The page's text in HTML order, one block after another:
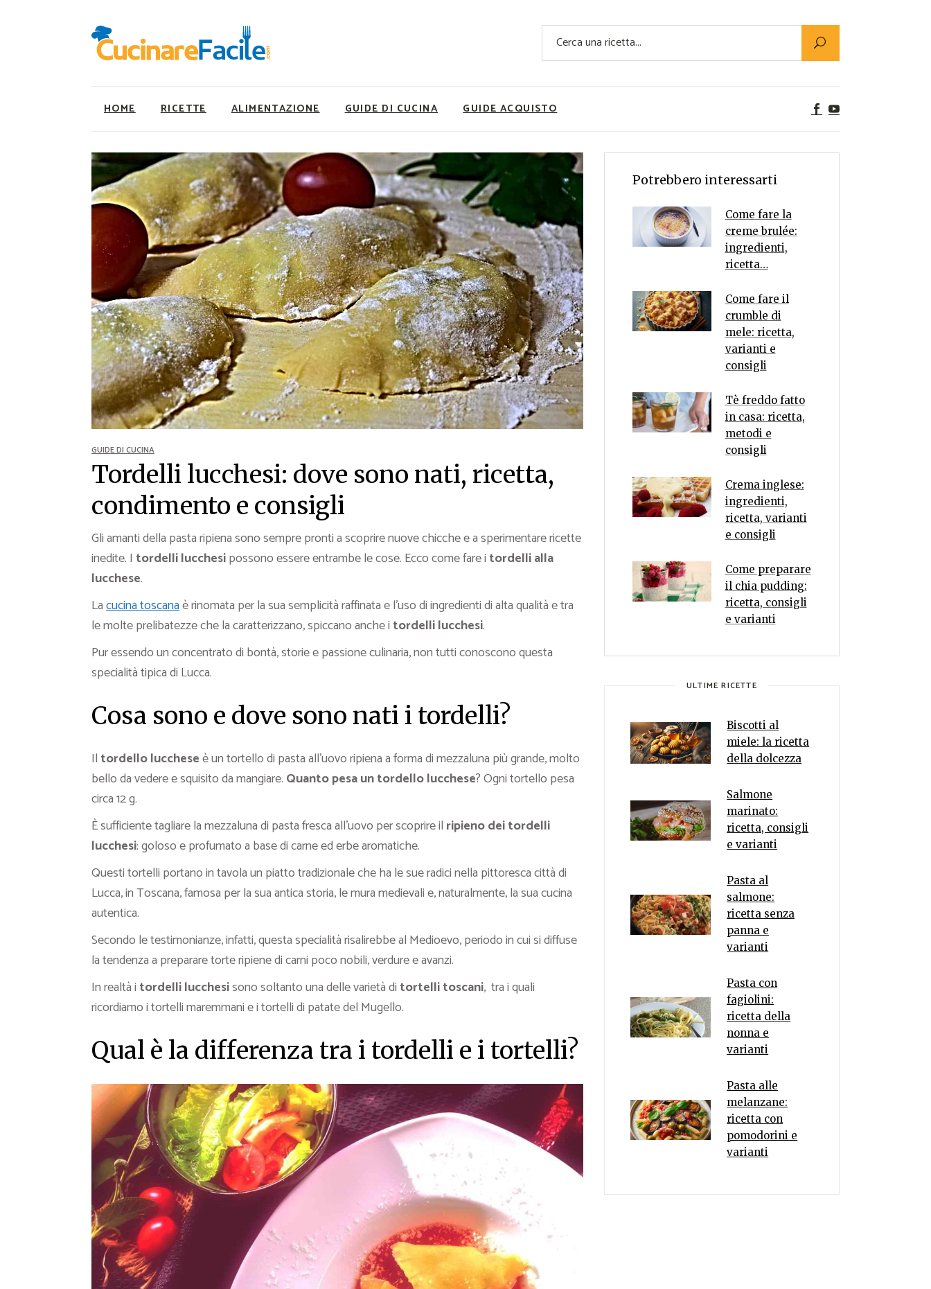
Cerca
HOME RICETTE
Ricette Facili e Veloci
Ricette Primi Piatti
Ricette Antipasti
Ricette Dolci
Ricette Carne
Ricette Secondi
Ricette Pizze e Rustici
Ricette Contorni
Ricette Piatti unici
Ricette Pesce
Video Ricette
Ricette per Ingrediente
ALIMENTAZIONE
Utility
Super Alimenti
Nutrizionista a tavola
Ricette Vegetariane
Ricette Vegane
Rumors
GUIDE DI CUCINA GUIDE ACQUISTO
Ricette Facili e Veloci
Ricette Primi Piatti
Ricette Dolci
Ricette Carne
Ricette Secondi
Ricette Pizze e Rustici
Ricette Contorni
Ricette Piatti unici
Ricette Pesce
Video Ricette
Ricette per Ingrediente
Utility
Super Alimenti
Ricette Vegetariane
Rumors
GUIDE DI CUCINA
Tordelli lucchesi: dove sono nati, ricetta,
condimento e consigli
Gli amanti della pasta ripiena sono sempre pronti a scoprire nuove chicche e a sperimentare ricette
inedite. I tordelli lucchesipossono essere entrambe le cose. Ecco come fare i tordelli alla
lucchese.
Lacucina toscanaè rinomata per la sua semplicità raffinata e l’uso di ingredienti di alta qualità e tra
le molte prelibatezze che la caratterizzano, spiccano anche i tordelli lucchesi.
Pur essendo un concentrato di bontà, storie e passione culinaria, non tutti conoscono questa
specialità tipica di Lucca.
Cosa sono e dove sono nati i tordelli?
Il tordello luccheseè un tortello di pasta all’uovo ripiena a forma di mezzaluna più grande, molto
bello da vedere e squisito da mangiare. Quanto pesa un tordello lucchese? Ogni tortello pesa
circa 12 g.
È sufficiente tagliare la mezzaluna di pasta fresca all’uovo per scoprire il ripieno dei tordelli
lucchesi: goloso e profumato a base di carne ed erbe aromatiche.
Questi tortelli portano in tavola un piatto tradizionale che ha le sue radici nella pittoresca città di
Lucca, in Toscana, famosa per la sua antica storia, le mura medievali e, naturalmente, la sua cucina
autentica.
Secondo le testimonianze, infatti, questa specialità risalirebbe al Medioevo, periodo in cui si diffuse
la tendenza a preparare torte ripiene di carni poco nobili, verdure e avanzi.
In realtà i tordelli lucchesisono soltanto una delle varietà di tortelli toscani, tra i quali
ricordiamo i tortelli maremmani e i tortelli di patate del Mugello.
Qual è la differenza tra i tordelli e i tortelli?
Potrebbero interessarti
Come fare la
creme brulée:
ingredienti,
ricetta…
Come fare il
crumble di
mele: ricetta,
varianti e
consigli
Tè freddo fatto
in casa: ricetta,
metodi e
consigli
Crema inglese:
ingredienti,
ricetta, varianti
e consigli
Come preparare
il chia pudding:
ricetta, consigli
e varianti
ULTIME RICETTE
Biscotti al
miele: la ricetta
della dolcezza
Salmone
marinato:
ricetta, consigli
e varianti
Pasta al
salmone:
ricetta senza
panna e
varianti
Pasta con
fagiolini:
ricetta della
nonna e
varianti
Pasta alle
melanzane:
ricetta con
pomodorini e
varianti